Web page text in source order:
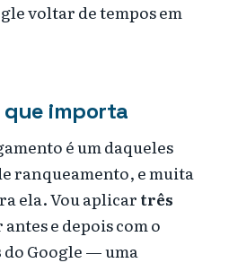
voltar de tempos em
importa
é um daqueles
ranqueamento, e muita
ela. Vou aplicartrês
e depois com o
do Google — uma